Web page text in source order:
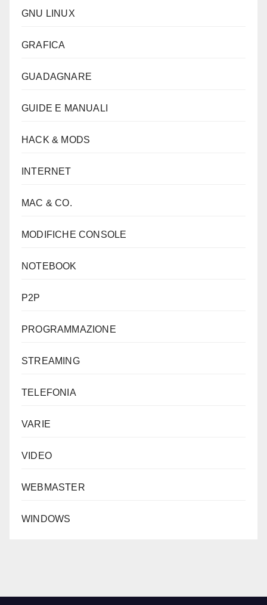
GNU LINUX
GRAFICA
GUADAGNARE
GUIDE E MANUALI
HACK & MODS
INTERNET
MAC & CO.
MODIFICHE CONSOLE
NOTEBOOK
P2P
PROGRAMMAZIONE
STREAMING
TELEFONIA
VARIE
VIDEO
WEBMASTER
WINDOWS